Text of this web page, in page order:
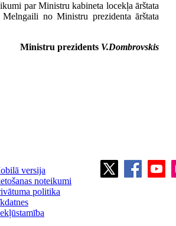
par Ministru kabineta locekļa ārštata
no Ministru prezidenta ārštata
Ministru prezidents V.Dombrovskis
versija
noteikumi
politika